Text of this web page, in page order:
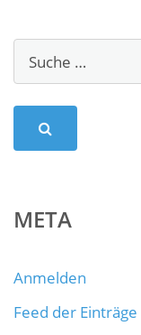
META
Anmelden
Feed der Einträge